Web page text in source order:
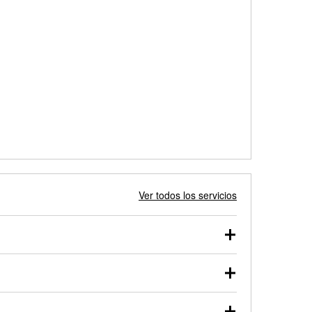
Ver todos los servicios
probarse dentro o fuera del vehículo y cargarse en
de nuestros profesionales te ayudará a encontrar